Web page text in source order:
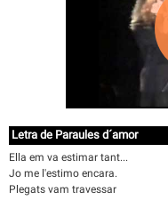
Letra de Paraules d´amor
Ella em va estimar tant...
Jo me l'estimo encara.
Plegats vam travessar